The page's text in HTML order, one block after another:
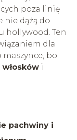
poza linię
nie dążą do
hollywood. Ten
dla
bo
i
pachwiny i